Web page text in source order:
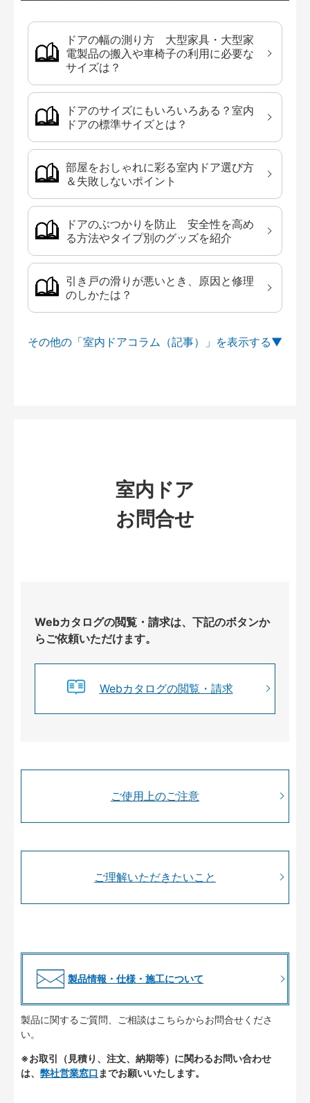
ドアの幅の測り方 大型家具・大型家
電製品の搬入や車椅子の利用に必要な
サイズは？
ドアのサイズにもいろいろある？室内
ドアの標準サイズとは？
部屋をおしゃれに彩る室内ドア選び方
＆失敗しないポイント
ドアのぶつかりを防止 安全性を高め
る方法やタイプ別のグッズを紹介
引き戸の滑りが悪いとき、原因と修理
のしかたは？
その他の「室内ドアコラム（記事）」を
室内ドア
お問合せ
Webカタログの閲覧・請求は、下記のボタンか
らご依頼いただけます。
Webカタログの閲覧・請求
ご使用上のご注意
ご理解いただきたいこと
製品情報・仕様・施工について
製品に関するご質問、ご相談はこちらからお問合せくださ
い。
※お取引（見積り、注文、納期等）に関わるお問い合わせ
は、 弊社営業窓口 までお願いいたします。